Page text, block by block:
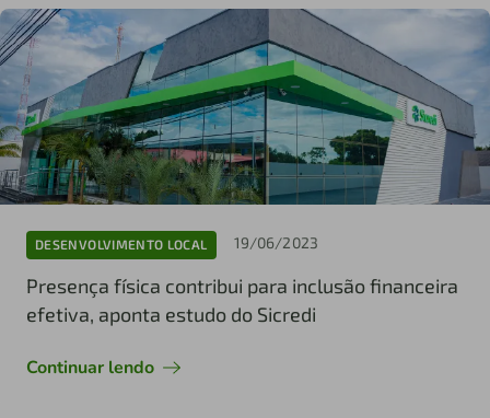
DESENVOLVIMENTO LOCAL 19/06/2023
Presença física contribui para inclusão financeira
efetiva, aponta estudo do Sicredi
Continuar lendo